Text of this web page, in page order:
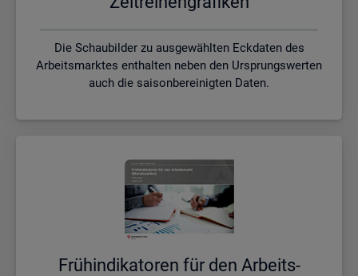
Die Schaubilder zu ausgewählten Eckdaten des
Arbeitsmarktes enthalten neben den Ursprungswerten
auch die saisonbereinigten Daten.
Früh­in­di­ka­to­ren für den Ar­beits­